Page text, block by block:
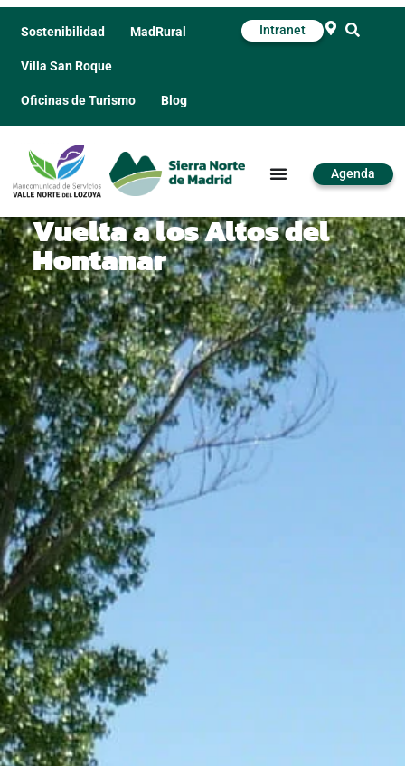
Sostenibilidad MadRural
Villa San Roque
Oficinas de Turismo Blog
Intranet
Agenda
Vuelta a los Altos del
Hontanar